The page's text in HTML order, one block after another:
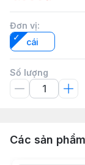
Đơn vị:
cái
Số lượng
Các sản